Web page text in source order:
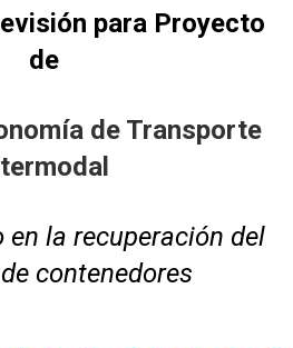
para Proyecto
de
de Transporte
la recuperación del
contenedores